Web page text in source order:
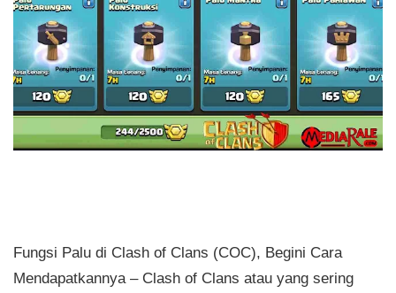
Fungsi Palu di Clash of Clans (COC), Begini Cara
Mendapatkannya – Clash of Clans atau yang sering